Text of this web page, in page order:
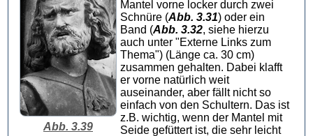
Abb. 3.39
Mantel vorne locker durch zwei
Schnüre (Abb. 3.31) oder ein
Band (Abb. 3.32, siehe hierzu
auch unter "Externe Links zum
Thema") (Länge ca. 30 cm)
zusammen gehalten. Dabei klafft
er vorne natürlich weit
auseinander, aber fällt nicht so
einfach von den Schultern. Das ist
z.B. wichtig, wenn der Mantel mit
Seide gefüttert ist, die sehr leicht